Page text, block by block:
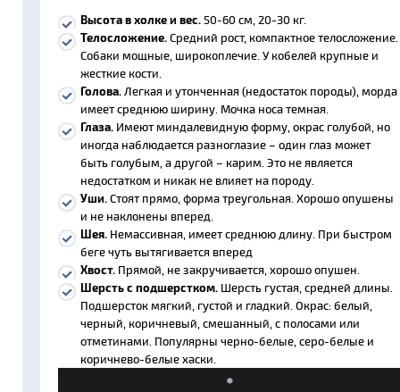
Высота в холке и вес. 50-60 см, 20-30 кг.
Телосложение. Средний рост, компактное телосложение.
Собаки мощные, широкоплечие. У кобелей крупные и
жесткие кости.
Голова. Легкая и утонченная (недостаток породы), морда
имеет среднюю ширину. Мочка носа темная.
Глаза. Имеют миндалевидную форму, окрас голубой, но
иногда наблюдается разноглазие – один глаз может
быть голубым, а другой – карим. Это не является
недостатком и никак не влияет на породу.
Уши. Стоят прямо, форма треугольная. Хорошо опушены
и не наклонены вперед.
Шея. Немассивная, имеет среднюю длину. При быстром
беге чуть вытягивается вперед
Хвост. Прямой, не закручивается, хорошо опушен.
Шерсть с подшерстком. Шерсть густая, средней длины.
Подшерсток мягкий, густой и гладкий. Окрас: белый,
черный, коричневый, смешанный, с полосами или
отметинами. Популярны черно-белые, серо-белые и
коричнево-белые хаски.